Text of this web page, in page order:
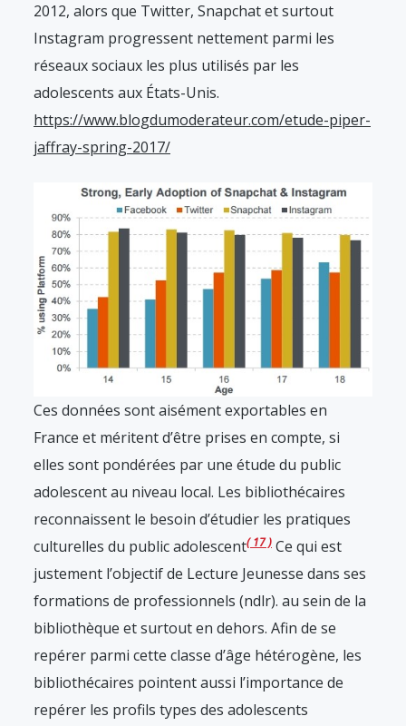
2012, alors que Twitter, Snapchat et surtout
Instagram progressent nettement parmi les
réseaux sociaux les plus utilisés par les
adolescents aux États-Unis.
https://www.blogdumoderateur.com/etude-piper-
jaffray-spring-2017/
Ces données sont aisément exportables en
France et méritent d’être prises en compte, si
elles sont pondérées par une étude du public
adolescent au niveau local. Les bibliothécaires
reconnaissent le besoin d’étudier les pratiques
culturelles du public adolescent 17
Ce qui est
justement l’objectif de Lecture Jeunesse dans ses
formations de professionnels (ndlr). au sein de la
bibliothèque et surtout en dehors. Afin de se
repérer parmi cette classe d’âge hétérogène, les
bibliothécaires pointent aussi l’importance de
repérer les profils types des adolescents